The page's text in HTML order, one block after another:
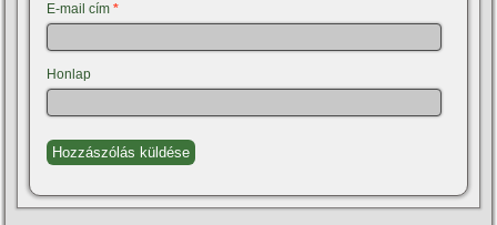
E-mail cím*
Honlap